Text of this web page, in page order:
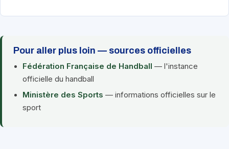
Pour aller plus loin — sources officielles
Fédération Française de Handball — l'instance
officielle du handball
Ministère des Sports — informations officielles sur le
sport